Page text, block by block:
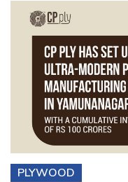
PLYWOOD